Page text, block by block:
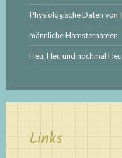
Physiologische Daten von
männliche Hamsternamen
Heu, Heu und nochmal Heu
Links